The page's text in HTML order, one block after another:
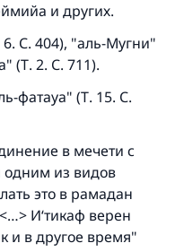
и других.
С. 404), "аль-Мугни"
(Т. 2. С. 711).
фатауа" (Т. 15. С.
в мечети с
одним из видов
это в рамадан
И‘тикаф верен
и в другое время"
сохранить
ответы Умме
мир ему и
сказал:
такая